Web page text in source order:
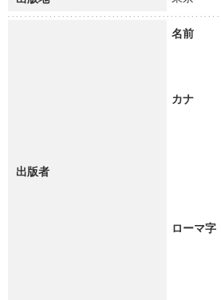
出版者
名前
カナ
ローマ字